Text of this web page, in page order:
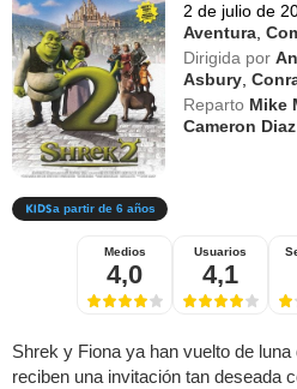
2 de julio de
Aventura,
Dirigida por
Asbury,
Reparto Mike
Cameron Diaz
a partir de 6 años
Medios
4,0
Usuarios
4,1
Shrek y Fiona ya han vuelto de
reciben una invitación tan deseada